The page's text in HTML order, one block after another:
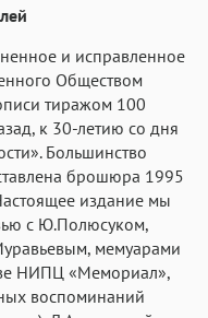
Аа
Аа Аа
Аа
Menlo
Аа
SF Mono
и исправленное
Обществом
тиражом 100
к 30-летию со дня
Большинство
брошюра 1995
издание мы
с Ю.Полюсуком,
мемуарами
НИПЦ «Мемориал»,
воспоминаний